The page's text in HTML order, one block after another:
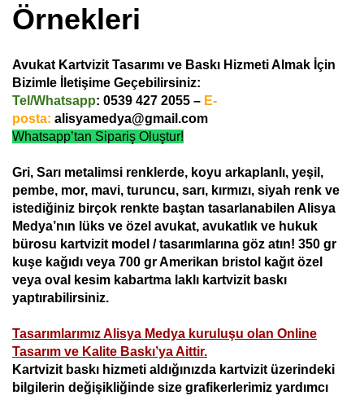
Örnekleri
Avukat Kartvizit Tasarımı ve Baskı Hizmeti Almak İçin
Bizimle İletişime Geçebilirsiniz:
Tel/Whatsapp: 0539 427 2055 – E-
posta: alisyamedya@gmail.com
Whatsapp’tan Sipariş Oluştur!
Gri, Sarı metalimsi renklerde, koyu arkaplanlı, yeşil,
pembe, mor, mavi, turuncu, sarı, kırmızı, siyah renk ve
istediğiniz birçok renkte baştan tasarlanabilen Alisya
Medya’nın lüks ve özel avukat, avukatlık ve hukuk
bürosu kartvizit model / tasarımlarına göz atın! 350 gr
kuşe kağıdı veya 700 gr Amerikan bristol kağıt özel
veya oval kesim kabartma laklı kartvizit baskı
yaptırabilirsiniz.
Tasarımlarımız Alisya Medya kuruluşu olan Online
Tasarım ve Kalite Baskı’ya Aittir.
Kartvizit baskı hizmeti aldığınızda kartvizit üzerindeki
bilgilerin değişikliğinde size grafikerlerimiz yardımcı